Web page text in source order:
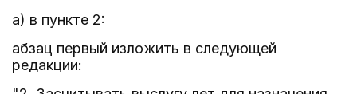
а) в пункте 2:
абзац первый изложить в следующей
редакции: